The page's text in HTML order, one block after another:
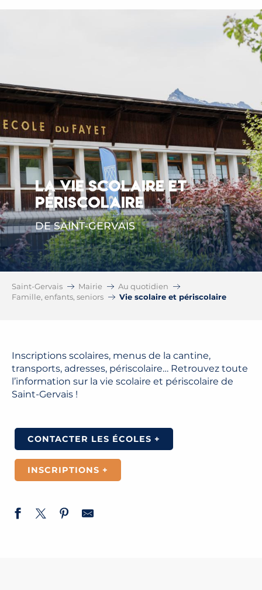
LA VIE SCOLAIRE ET
PÉRISCOLAIRE
DE SAINT-GERVAIS
Saint-Gervais Mairie
Au quotidien
Famille, enfants, seniors
Vie scolaire et périscolaire
Inscriptions scolaires, menus de la cantine,
transports, adresses, périscolaire… Retrouvez toute
l’information sur la vie scolaire et périscolaire de
Saint-Gervais !
CONTACTER LES ÉCOLES +
INSCRIPTIONS +